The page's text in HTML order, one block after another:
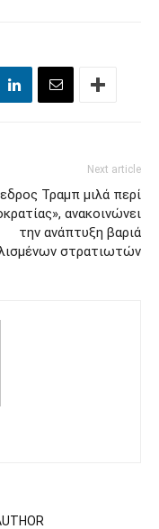
Next article
Τραμπ μιλά περί
ανακοινώνει
την ανάπτυξη βαριά
στρατιωτών